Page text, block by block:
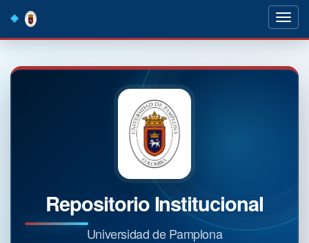
navigation
Repositorio Institucional
Universidad de Pamplona